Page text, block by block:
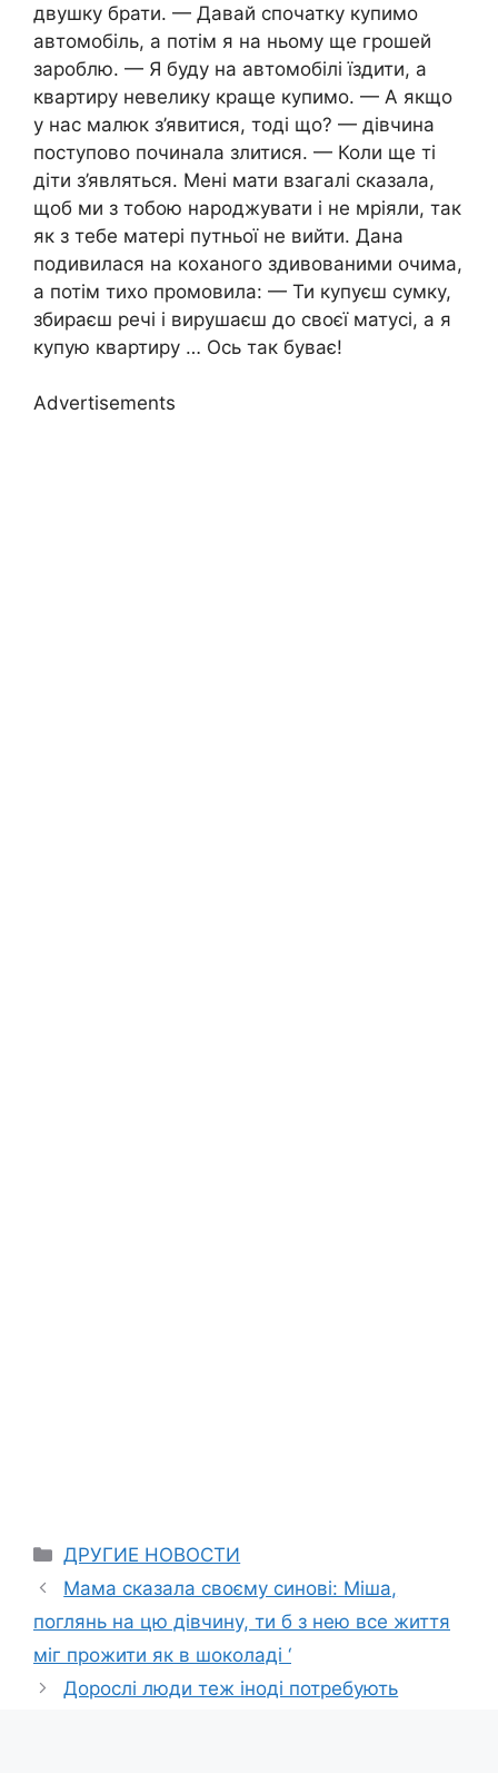
двушку брати. — Давай спочатку купимо
автомобіль, а потім я на ньому ще грошей
зароблю. — Я буду на автомобілі їздити, а
квартиру невелику краще купимо. — А якщо
у нас малюк з’явитися, тоді що? — дівчина
поступово починала злитися. — Коли ще ті
діти з’являться. Мені мати взагалі сказала,
щоб ми з тобою народжувати і не мріяли, так
як з тебе матері путньої не вийти. Дана
подивилася на коханого здивованими очима,
а потім тихо промовила: — Ти купуєш сумку,
збираєш речі і вирушаєш до своєї матусі, а я
купую квартиру … Ось так буває!
Advertisements
Categories
ДРУГИЕ НОВОСТИ
Мама сказала своєму синові: Міша,
поглянь на цю дівчину, ти б з нею все життя
міг прожити як в шоколаді ‘
Дорослі люди теж іноді потребують